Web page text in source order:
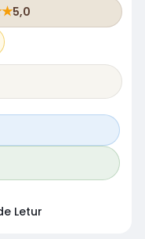
★5,0
Letur